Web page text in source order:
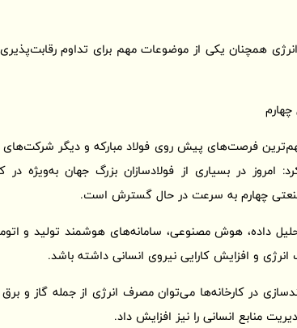
همچنان یکی از موضوعات مهم برای تداوم
فرصت‌های پیش روی فولاد مبارکه و دیگر
امروز در بسیاری از فولادسازان بزرگ جهان به‌ویژه
صنعتی چهارم به سرعت در حال گسترش است.
داده، هوش مصنوعی، سامانه‌های هوشمند تولید و
و افزایش کارایی نیروی انسانی داشته باشد.
در کارخانه‌ها می‌توان مصرف انرژی از جمله گاز و
منابع انسانی را نیز افزایش داد.